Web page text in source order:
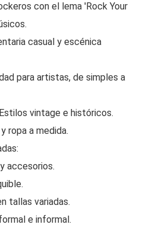
con el lema 'Rock Your
casual y escénica
para artistas, de simples a
Estilos vintage e históricos.
ropa a medida.
accesorios.
tallas variadas.
e informal.